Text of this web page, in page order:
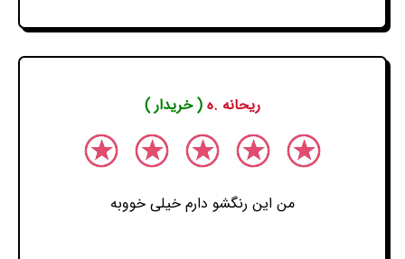
ریحانه .ه ( خریدار )
من این رنگشو دارم خیلی خووبه